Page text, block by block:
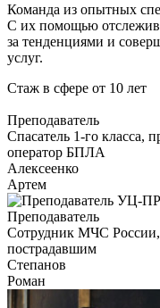
Команда из опытных
С их помощью
за тенденциями и
услуг.
Стаж в сфере от 10 лет
Преподаватель
Cпасатель 1-го класса,
оператор БПЛА
Алексеенко
Артем
Преподаватель
Сотрудник МЧС
пострадавшим
Степанов
Роман